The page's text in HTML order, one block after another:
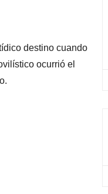
destino cuando
ocurrió el